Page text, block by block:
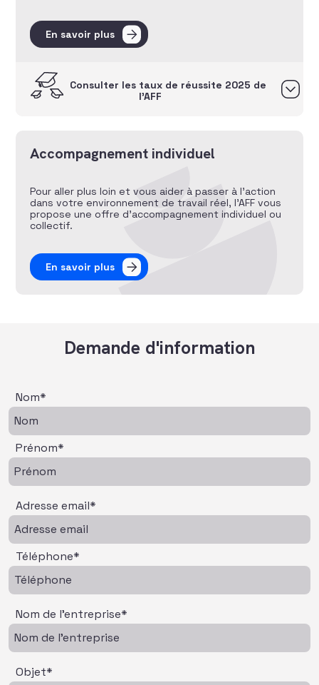
En savoir plus
Consulter les taux de réussite 2025 de
l’AFF
Accompagnement individuel
Pour aller plus loin et vous aider à passer à l’action
dans votre environnement de travail réel, l’AFF vous
propose une offre d’accompagnement individuel ou
collectif.
En savoir plus
Demande d'information
Nom*
Prénom*
Adresse email*
Téléphone*
Nom de l'entreprise*
Objet*